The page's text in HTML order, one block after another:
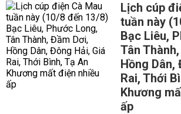
Lịch cúp
tuần này
Bạc Liêu,
Tân
Hồng Dân,
Rai, Thới
Khương
ấp